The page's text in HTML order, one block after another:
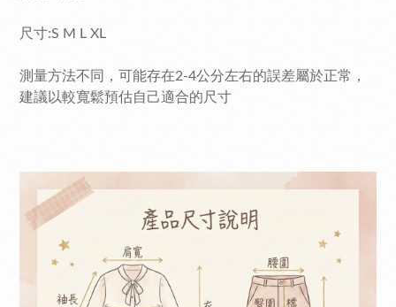
尺寸:S M L XL
測量方法不同，可能存在2-4公分左右的誤差屬於正常，
建議以較寬鬆預估自己適合的尺寸